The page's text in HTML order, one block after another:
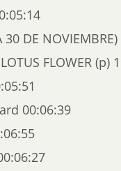
DE
FLOWER (p)
00:06:39